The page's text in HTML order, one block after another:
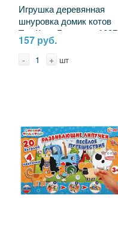
Игрушка деревянная
шнуровка домик котов
Три Кота Буратино 1027-
CATS
157 руб.
- + шт